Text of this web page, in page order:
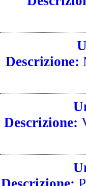
Descrizione:
Descrizione: